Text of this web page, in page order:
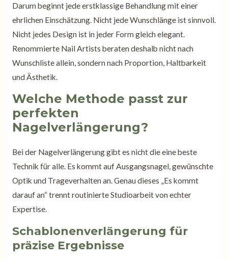
Darum beginnt jede erstklassige Behandlung mit einer
ehrlichen Einschätzung. Nicht jede Wunschlänge ist sinnvoll.
Nicht jedes Design ist in jeder Form gleich elegant.
Renommierte Nail Artists beraten deshalb nicht nach
Wunschliste allein, sondern nach Proportion, Haltbarkeit
und Ästhetik.
Welche Methode passt zur
perfekten
Nagelverlängerung?
Bei der Nagelverlängerung gibt es nicht die eine beste
Technik für alle. Es kommt auf Ausgangsnagel, gewünschte
Optik und Trageverhalten an. Genau dieses „Es kommt
darauf an“ trennt routinierte Studioarbeit von echter
Expertise.
Schablonenverlängerung für
präzise Ergebnisse